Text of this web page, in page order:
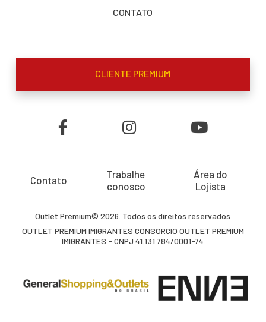
CONTATO
CLIENTE PREMIUM
Contato
Trabalhe
conosco
Área do
Lojista
Outlet Premium© 2026. Todos os direitos reservados
OUTLET PREMIUM IMIGRANTES CONSORCIO OUTLET PREMIUM
IMIGRANTES - CNPJ 41.131.784/0001-74